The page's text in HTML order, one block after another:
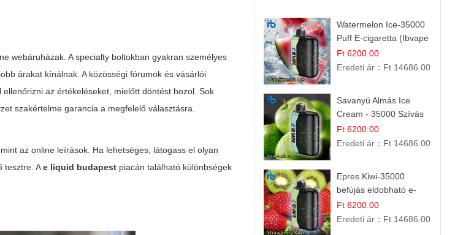
webáruházak. A specialty boltokban gyakran személyes
árakat kínálnak. A közösségi fórumok és vásárlói
az értékeléseket, mielőtt döntést hozol. Sok
szakértelme garancia a megfelelő választásra.
az online leírások. Ha lehetséges, látogass el olyan
tesztre. Ae liquid budapest piacán található különbségek
Watermelon Ice-35000
Puff E-cigaretta (Ibvape
Bar)
Ft 6200.00
Eredeti ár： Ft 14686.00
Savanyú Almás Ice
Cream - 35000 Szívás
elektromos cigi
Ft 6200.00
Eredeti ár： Ft 14686.00
Epres Kiwi-35000
befújás eldobható e-
cigaretta
Ft 6200.00
Eredeti ár： Ft 14686.00